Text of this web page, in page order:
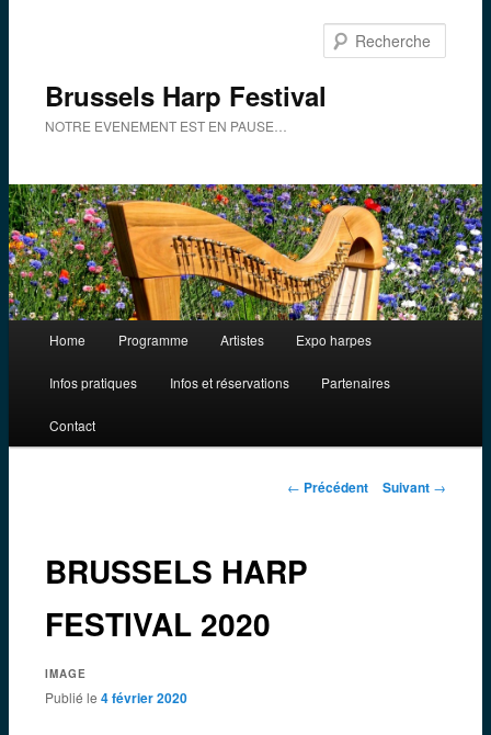
Brussels Harp Festival
NOTRE EVENEMENT EST EN PAUSE…
Home Programme Artistes Expo harpes
Infos pratiques Infos et réservations Partenaires
Contact
Navigation
← Précédent Suivant →
BRUSSELS HARP
FESTIVAL 2020
IMAGE
Publié le 4 février 2020